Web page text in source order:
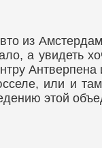
из
а увидеть
или и
этой